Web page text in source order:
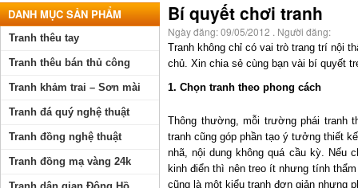
Bí quyết chơi tranh
Ngày đăng:09/05/2012 . Người đăng:
Tranh không chỉ có vai trò trang trí nội
chủ. Xin chia sẻ cùng bạn vài bí quyết
1. Chọn tranh theo phong cách
Thông thường, mỗi trường phái tranh
tranh cũng góp phần tạo ý tưởng thiết
nhã, nội dung không quá cầu kỳ. Nếu
kinh điển thì nên treo ít nhưng tính
cũng là một kiểu tranh đơn giản nhưng
DANH MỤC SẢN PHẨM
Tranh thêu tay
Tranh thêu bán thủ công
Tranh khảm trai – Sơn mài
Tranh đá quý nghệ thuật
Tranh đồng nghệ thuật
Tranh đồng mạ vàng 24k